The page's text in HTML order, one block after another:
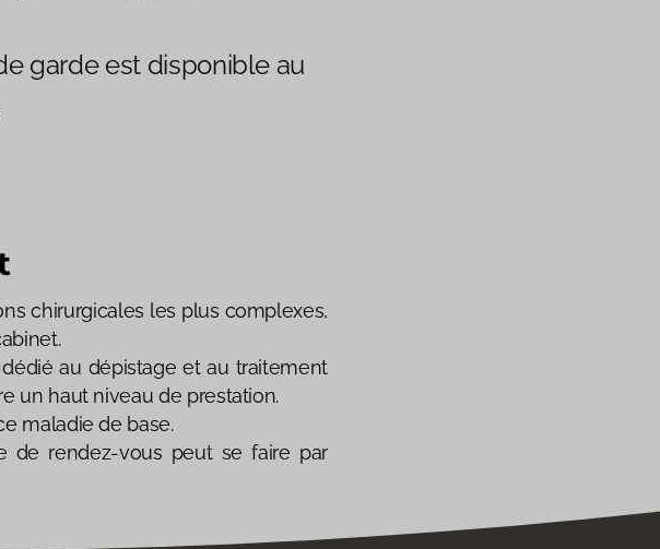
garde est disponible au
chirurgicales les plus complexes,
au dépistage et au traitement
un haut niveau de prestation.
maladie de base.
de rendez-vous peut se faire par